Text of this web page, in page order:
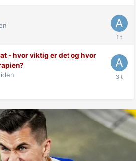
- hvor viktig er det og hvor